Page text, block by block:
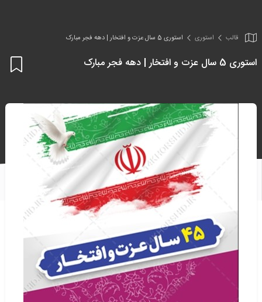
قالب استوری استوری 5 سال عزت و افتخار | دهه فجر مبارک
استوری 5 سال عزت و افتخار | دهه فجر مبارک